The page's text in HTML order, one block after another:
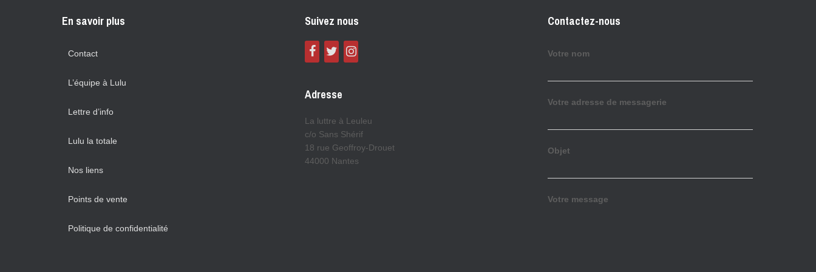
En savoir plus
Contact
L’équipe à Lulu
Lettre d’info
Lulu la totale
Nos liens
Points de vente
Politique de confidentialité
Suivez nous
Adresse
La luttre à Leuleu
c/o Sans Shérif
18 rue Geoffroy-Drouet
44000 Nantes
Contactez-nous
Votre nom
Votre adresse de messagerie
Objet
Votre message